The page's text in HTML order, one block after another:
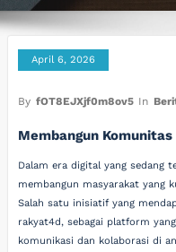
April 6, 2026
By fOT8EJXjf0m8ov5 In
Membangun
Dalam era digital yang sedang
membangun masyarakat yang
Salah satu inisiatif yang
rakyat4d, sebagai platform
komunikasi dan kolaborasi di